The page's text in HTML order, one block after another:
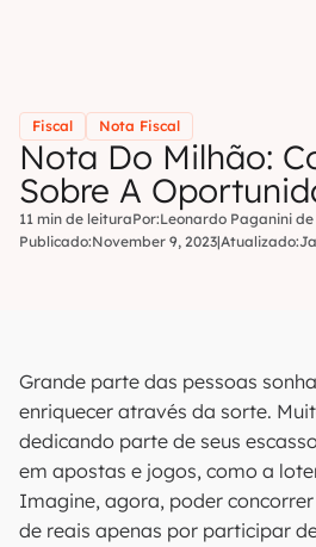
Fiscal Nota Fiscal
Nota Do Milhão:
Sobre A
11 min de leituraPor:Leonardo Paganini
Publicado:November 9, 2023|Atualizado:
Grande parte das pessoas
enriquecer através da sorte.
dedicando parte de seus
em apostas e jogos, como a
Imagine, agora, poder
de reais apenas por participar